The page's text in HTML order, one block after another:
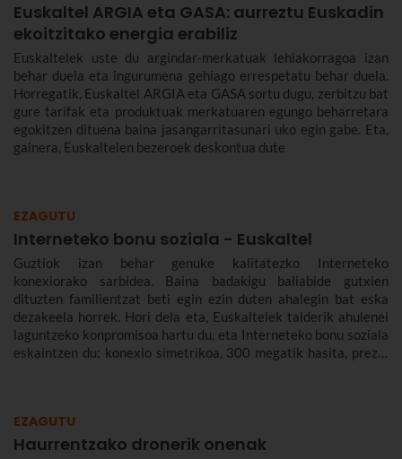
Euskaltel ARGIA eta GASA: aurreztu Euskadin
ekoitzitako energia erabiliz
Euskaltelek uste du argindar-merkatuak lehiakorragoa izan
behar duela eta ingurumena gehiago errespetatu behar duela.
Horregatik, Euskaltel ARGIA eta GASA sortu dugu, zerbitzu bat
gure tarifak eta produktuak merkatuaren egungo beharretara
egokitzen dituena baina jasangarritasunari uko egin gabe. Eta,
gainera, Euskaltelen bezeroek deskontua dute
EZAGUTU
Interneteko bonu soziala - Euskaltel
Guztiok izan behar genuke kalitatezko Interneteko
konexiorako sarbidea. Baina badakigu baliabide gutxien
dituzten familientzat beti egin ezin duten ahalegin bat eska
dezakeela horrek. Hori dela eta, Euskaltelek talderik ahulenei
laguntzeko konpromisoa hartu du, eta Interneteko bonu soziala
eskaintzen du: konexio simetrikoa, 300 megatik hasita, prezio
EZAGUTU
Haurrentzako dronerik onenak